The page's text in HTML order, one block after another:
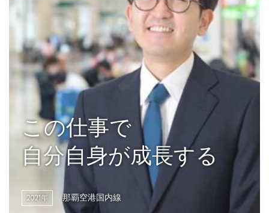
この仕事で
自分自身が成長する
2021年 那覇空港国内線